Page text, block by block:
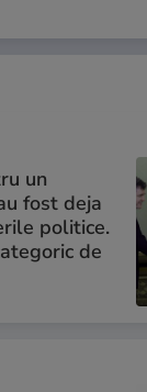
un
fost deja
politice.
de